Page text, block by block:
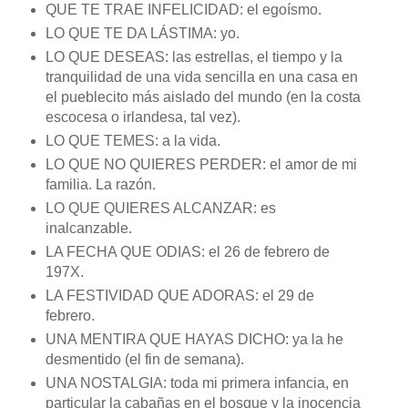
QUE TE TRAE INFELICIDAD: el egoísmo.
LO QUE TE DA LÁSTIMA: yo.
LO QUE DESEAS: las estrellas, el tiempo y la
tranquilidad de una vida sencilla en una casa en
el pueblecito más aislado del mundo (en la costa
escocesa o irlandesa, tal vez).
LO QUE TEMES: a la vida.
LO QUE NO QUIERES PERDER: el amor de mi
familia. La razón.
LO QUE QUIERES ALCANZAR: es
inalcanzable.
LA FECHA QUE ODIAS: el 26 de febrero de
197X.
LA FESTIVIDAD QUE ADORAS: el 29 de
febrero.
UNA MENTIRA QUE HAYAS DICHO: ya la he
desmentido (el fin de semana).
UNA NOSTALGIA: toda mi primera infancia, en
particular la cabañas en el bosque y la inocencia